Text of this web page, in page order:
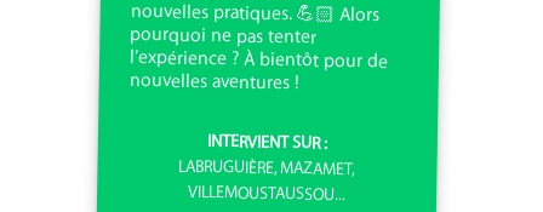
nouvelles aventures !
INTERVIENT SUR :
LABRUGUIÈRE, MAZAMET,
VILLEMOUSTAUSSOU...